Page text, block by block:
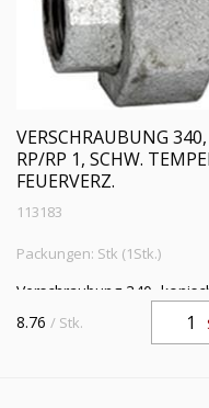
VERSCHRAUBUNG
RP/RP 1, SCHW.
FEUERVERZ.
113183
Packungen: Stk (1Stk.)
Verschraubung 340,
IG/IG, Rp/Rp 1,
°C bis 300 °C, schwarzer
8.76 / Stk.